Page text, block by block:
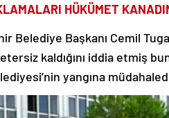
HÜKÜMET
Belediye Başkanı Cemil
kaldığını iddia etmiş
yangına